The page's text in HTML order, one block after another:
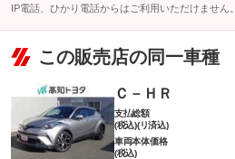
IP電話、ひかり電話からはご利用いただけません。
この販売店の同一車種
Ｃ－ＨＲ
支払総額
(税込)(リ済込)
車両本体価格
(税込)